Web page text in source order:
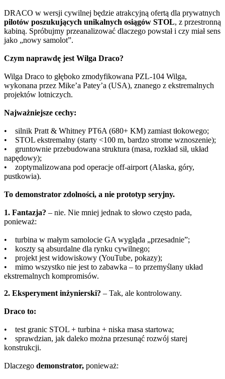
DRACO w wersji cywilnej będzie atrakcyjną ofertą dla prywatnych
pilotów poszukujących unikalnych osiągów STOL, z przestronną
kabiną. Spróbujmy przeanalizować dlaczego powstał i czy miał sens
jako „nowy samolot”.
Czym naprawdę jest Wilga Draco?
Wilga Draco to głęboko zmodyfikowana PZL-104 Wilga,
wykonana przez Mike’a Patey’a (USA), znanego z ekstremalnych
projektów lotniczych.
Najważniejsze cechy:
• silnik Pratt & Whitney PT6A (680+ KM) zamiast tłokowego;
• STOL ekstremalny (starty <100 m, bardzo strome wznoszenie);
• gruntownie przebudowana struktura (masa, rozkład sił, układ
napędowy);
• zoptymalizowana pod operacje off-airport (Alaska, góry,
pustkowia).
To demonstrator zdolności, a nie prototyp seryjny.
1. Fantazja? – nie. Nie mniej jednak to słowo często pada,
ponieważ:
• turbina w małym samolocie GA wygląda „przesadnie”;
• koszty są absurdalne dla rynku cywilnego;
• projekt jest widowiskowy (YouTube, pokazy);
• mimo wszystko nie jest to zabawka – to przemyślany układ
ekstremalnych kompromisów.
2. Eksperyment inżynierski? – Tak, ale kontrolowany.
Draco to:
• test granic STOL + turbina + niska masa startowa;
• sprawdzian, jak daleko można przesunąć rozwój starej
konstrukcji.
Dlaczego demonstrator, ponieważ: